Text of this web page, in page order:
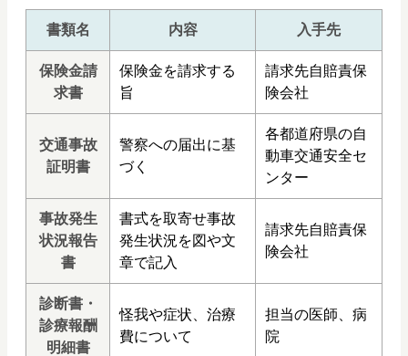
書類名 内容 入手先
保険金請
求書
保険金を請求する
旨
請求先自賠責保
険会社
交通事故
証明書
警察への届出に基
づく
各都道府県の自
動車交通安全セ
ンター
事故発生
状況報告
書
書式を取寄せ事故
発生状況を図や文
章で記入
請求先自賠責保
険会社
診断書・
診療報酬
明細書
怪我や症状、治療
費について
担当の医師、病
院